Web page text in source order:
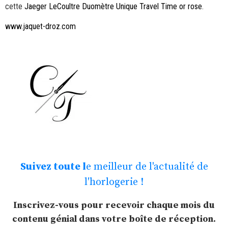
cette Jaeger LeCoultre Duomètre Unique Travel Time or rose.
www.jaquet-droz.com
Suivez toute le meilleur de l'actualité de
l'horlogerie !
Inscrivez-vous pour recevoir chaque mois du
contenu génial dans votre boîte de réception.